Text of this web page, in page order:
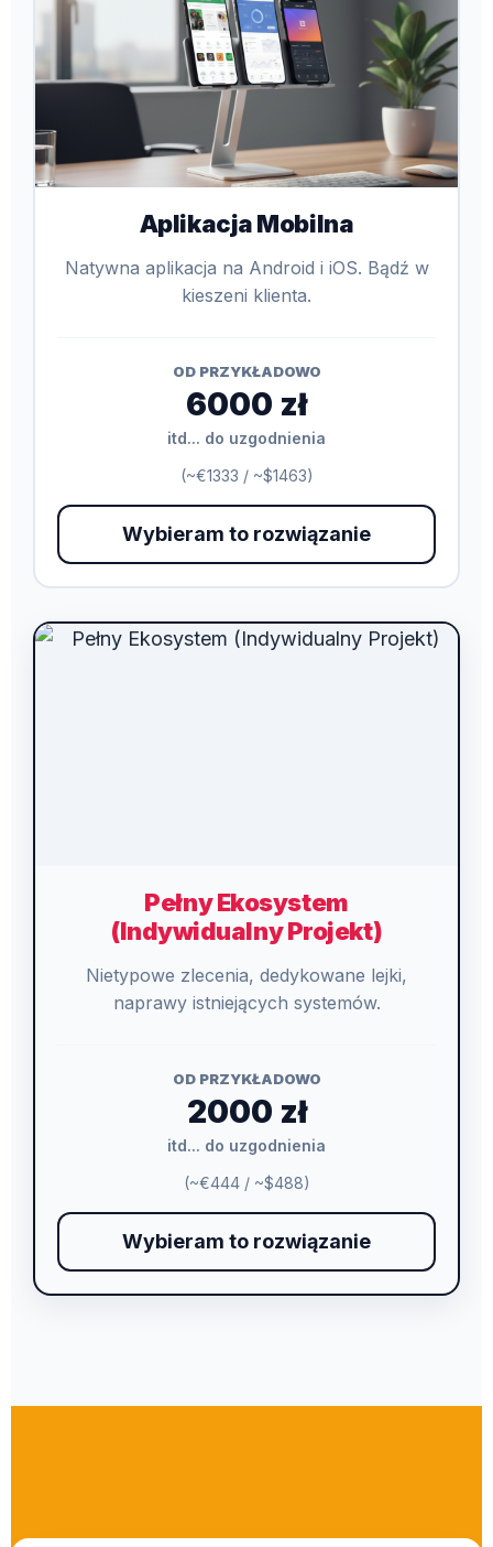
Aplikacja Mobilna
Natywna aplikacja na Android i iOS. Bądź w
kieszeni klienta.
OD PRZYKŁADOWO
6000 zł
itd... do uzgodnienia
(~€1333 / ~$1463)
Wybieram to rozwiązanie
Pełny Ekosystem
(Indywidualny Projekt)
Nietypowe zlecenia, dedykowane lejki,
naprawy istniejących systemów.
OD PRZYKŁADOWO
2000 zł
itd... do uzgodnienia
(~€444 / ~$488)
Wybieram to rozwiązanie